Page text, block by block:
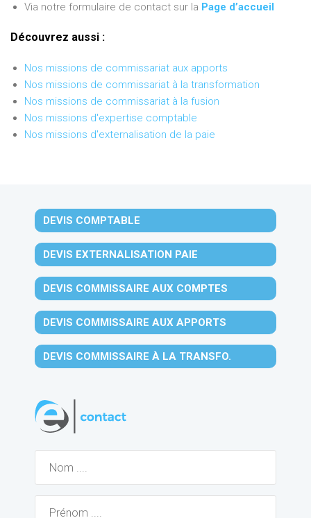
Via notre formulaire de contact sur la Page d’accueil
Découvrez aussi :
Nos missions de commissariat aux apports
Nos missions de commissariat à la transformation
Nos missions de commissariat à la fusion
Nos missions d'expertise comptable
Nos missions d'externalisation de la paie
DEVIS COMPTABLE
DEVIS EXTERNALISATION PAIE
DEVIS COMMISSAIRE AUX COMPTES
DEVIS COMMISSAIRE AUX APPORTS
DEVIS COMMISSAIRE À LA TRANSFO.